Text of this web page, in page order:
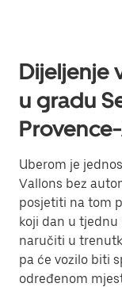
Dijeljenje
u gradu
Uberom je
Vallons bez
posjetiti na tom
koji dan u tjednu
naručiti u
pa će vozilo biti
određenom